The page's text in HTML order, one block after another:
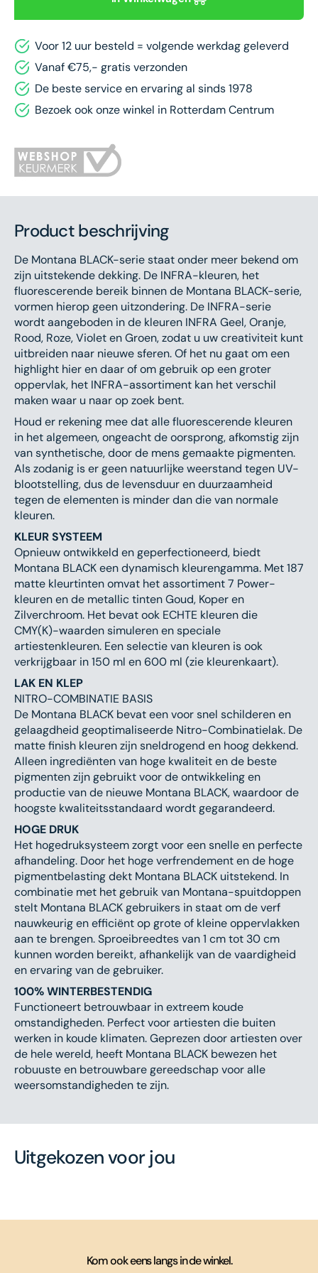
-
BLKIN4000
Infra
Pink
Voor 12 uur besteld = volgende werkdag geleverd
Vanaf €75,- gratis verzonden
De beste service en ervaring al sinds 1978
Bezoek ook onze winkel in Rotterdam Centrum
Product beschrijving
De Montana BLACK-serie staat onder meer bekend om
zijn uitstekende dekking. De INFRA-kleuren, het
fluorescerende bereik binnen de Montana BLACK-serie,
vormen hierop geen uitzondering. De INFRA-serie
wordt aangeboden in de kleuren INFRA Geel, Oranje,
Rood, Roze, Violet en Groen, zodat u uw creativiteit kunt
uitbreiden naar nieuwe sferen. Of het nu gaat om een
highlight hier en daar of om gebruik op een groter
oppervlak, het INFRA-assortiment kan het verschil
maken waar u naar op zoek bent.
Houd er rekening mee dat alle fluorescerende kleuren
in het algemeen, ongeacht de oorsprong, afkomstig zijn
van synthetische, door de mens gemaakte pigmenten.
Als zodanig is er geen natuurlijke weerstand tegen UV-
blootstelling, dus de levensduur en duurzaamheid
tegen de elementen is minder dan die van normale
kleuren.
KLEUR SYSTEEM
Opnieuw ontwikkeld en geperfectioneerd, biedt
Montana BLACK een dynamisch kleurengamma. Met 187
matte kleurtinten omvat het assortiment 7 Power-
kleuren en de metallic tinten Goud, Koper en
Zilverchroom. Het bevat ook ECHTE kleuren die
CMY(K)-waarden simuleren en speciale
artiestenkleuren. Een selectie van kleuren is ook
verkrijgbaar in 150 ml en 600 ml (zie kleurenkaart).
LAK EN KLEP
NITRO-COMBINATIE BASIS
De Montana BLACK bevat een voor snel schilderen en
gelaagdheid geoptimaliseerde Nitro-Combinatielak. De
matte finish kleuren zijn sneldrogend en hoog dekkend.
Alleen ingrediënten van hoge kwaliteit en de beste
pigmenten zijn gebruikt voor de ontwikkeling en
productie van de nieuwe Montana BLACK, waardoor de
hoogste kwaliteitsstandaard wordt gegarandeerd.
HOGE DRUK
Het hogedruksysteem zorgt voor een snelle en perfecte
afhandeling. Door het hoge verfrendement en de hoge
pigmentbelasting dekt Montana BLACK uitstekend. In
combinatie met het gebruik van Montana-spuitdoppen
stelt Montana BLACK gebruikers in staat om de verf
nauwkeurig en efficiënt op grote of kleine oppervlakken
aan te brengen. Sproeibreedtes van 1 cm tot 30 cm
kunnen worden bereikt, afhankelijk van de vaardigheid
en ervaring van de gebruiker.
100% WINTERBESTENDIG
Functioneert betrouwbaar in extreem koude
omstandigheden. Perfect voor artiesten die buiten
werken in koude klimaten. Geprezen door artiesten over
de hele wereld, heeft Montana BLACK bewezen het
robuuste en betrouwbare gereedschap voor alle
weersomstandigheden te zijn.
Uitgekozen voor jou
Kom ook eens langs in de winkel.